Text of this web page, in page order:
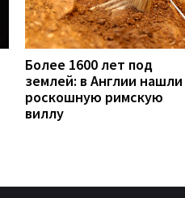
Более 1600 лет под
землей: в Англии нашли
роскошную римскую
виллу